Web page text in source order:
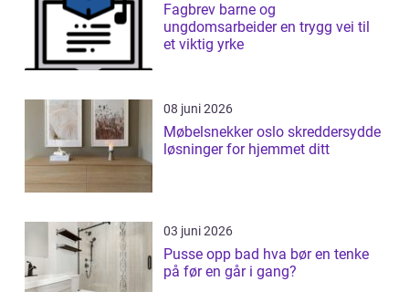
Fagbrev barne og
ungdomsarbeider en trygg vei til
et viktig yrke
08 juni 2026
Møbelsnekker oslo skreddersydde
løsninger for hjemmet ditt
03 juni 2026
Pusse opp bad hva bør en tenke
på før en går i gang?